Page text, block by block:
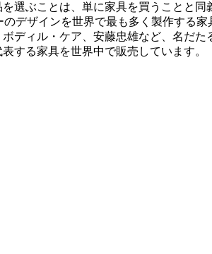
選ぶことは、単に家具を買うことと
のデザインを世界で最も多く製作する
ディル・ケア、安藤忠雄など、名だ
する家具を世界中で販売しています。